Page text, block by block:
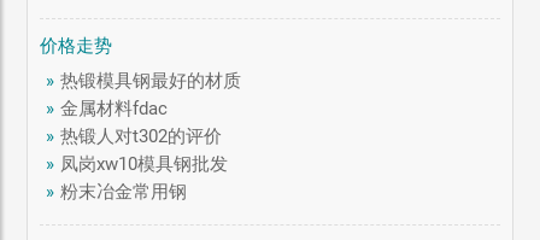
价格走势
» 热锻模具钢最好的材质
» 金属材料fdac
» 热锻人对t302的评价
» 凤岗xw10模具钢批发
» 粉末冶金常用钢